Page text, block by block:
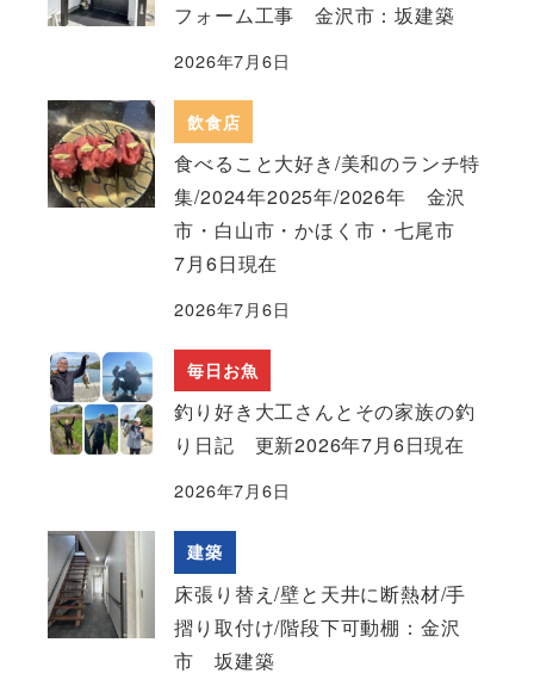
フォーム工事 金沢市：坂建築
2026年7月6日
飲食店
食べること大好き/美和のランチ特
集/2024年2025年/2026年 金沢
市・白山市・かほく市・七尾市
7月6日現在
2026年7月6日
毎日お魚
釣り好き大工さんとその家族の釣
り日記 更新2026年7月6日現在
2026年7月6日
建築
床張り替え/壁と天井に断熱材/手
摺り取付け/階段下可動棚：金沢
市 坂建築